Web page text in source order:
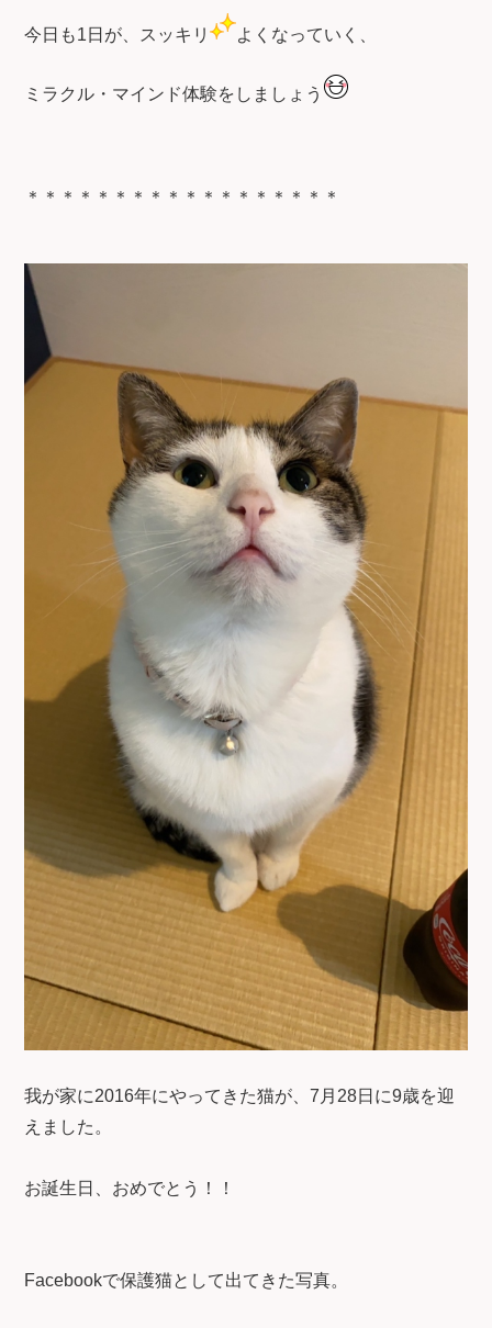
今日も1日が、スッキリ よくなっていく、
ミラクル・マインド体験をしましょう
＊＊＊＊＊＊＊＊＊＊＊＊＊＊＊＊＊＊
我が家に2016年にやってきた猫が、7月28日に9歳を迎
えました。
お誕生日、おめでとう！！
Facebookで保護猫として出てきた写真。